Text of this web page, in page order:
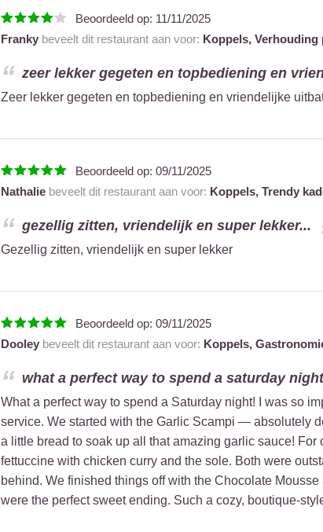
Beoordeeld op: 11/11/2025
Frankybeveelt dit restaurant aan voor: Koppels, Verhouding
zeer lekker gegeten en topbediening en
Zeer lekker gegeten en topbediening en vriendelijke
Beoordeeld op: 09/11/2025
Nathaliebeveelt dit restaurant aan voor: Koppels, Trendy
gezellig zitten, vriendelijk en super lekker...
Gezellig zitten, vriendelijk en super lekker
Beoordeeld op: 09/11/2025
Dooleybeveelt dit restaurant aan voor: Koppels,
what a perfect way to spend a saturday
What a perfect way to spend a Saturday night! I was so
service. We started with the Garlic Scampi — absolutely
a little bread to soak up all that amazing garlic sauce! For
fettuccine with chicken curry and the sole. Both were
behind. We finished things off with the Chocolate
were the perfect sweet ending. Such a cozy, boutique-